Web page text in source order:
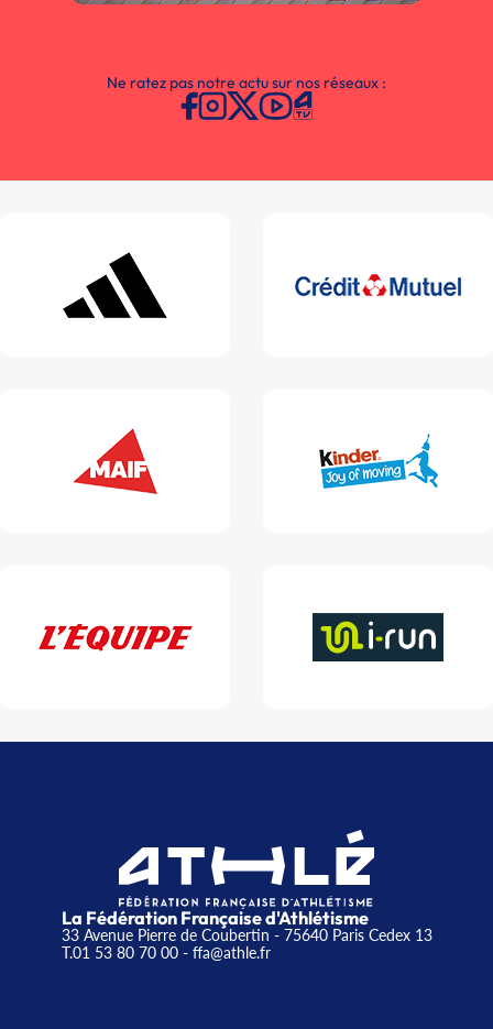
Ne ratez pas notre actu sur nos réseaux :
La Fédération Française d'Athlétisme
33 Avenue Pierre de Coubertin - 75640 Paris Cedex 13
T.01 53 80 70 00- ffa@athle.fr